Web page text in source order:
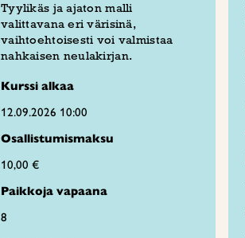
Tyylikäs ja ajaton malli
valittavana eri värisinä,
vaihtoehtoisesti voi valmistaa
nahkaisen neulakirjan.
Kurssi alkaa
12.09.2026 10:00
Osallistumismaksu
10,00 €
Paikkoja vapaana
8